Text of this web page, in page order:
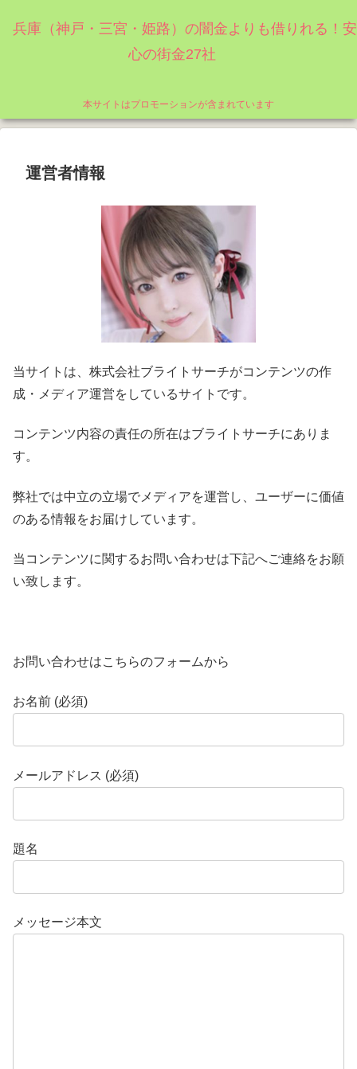
兵庫（神戸・三宮・姫路）の闇金よりも借りれる！安
心の街金27社
本サイトはプロモーションが含まれています
運営者情報
当サイトは、株式会社ブライトサーチがコンテンツの作
成・メディア運営をしているサイトです。
コンテンツ内容の責任の所在はブライトサーチにありま
す。
弊社では中立の立場でメディアを運営し、ユーザーに価値
のある情報をお届けしています。
当コンテンツに関するお問い合わせは下記へご連絡をお願
い致します。
お問い合わせはこちらのフォームから
お名前 (必須)
メールアドレス (必須)
題名
メッセージ本文